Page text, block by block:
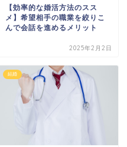
【効率的な婚活方法のスス
メ】希望相手の職業を絞りこ
んで会話を進めるメリット
2025年2月2日
結婚